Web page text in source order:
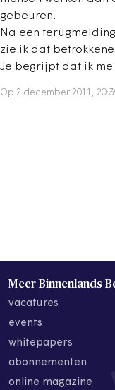
gebeuren.
Na een
zie ik dat
Je begrijpt dat ik
Op 2 december 2011,
Meer Binnenlands
vacatures
events
whitepapers
abonnementen
online magazine